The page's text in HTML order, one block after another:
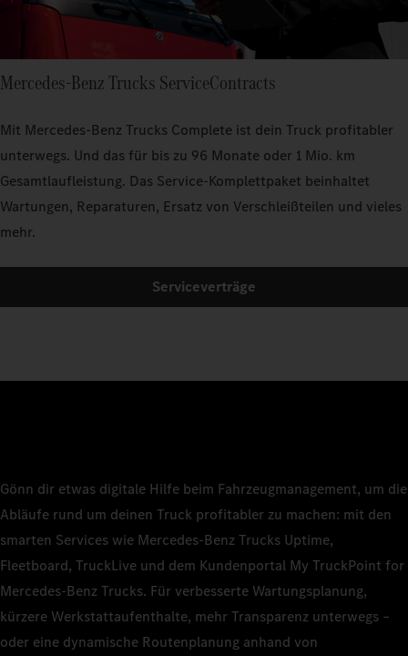
Mercedes‑Benz Trucks ServiceContracts
Mit Mercedes‑Benz Trucks Complete ist dein Truck profitabler
unterwegs. Und das für bis zu 96 Monate oder 1 Mio. km
Gesamtlaufleistung. Das Service-Komplettpaket beinhaltet
Wartungen, Reparaturen, Ersatz von Verschleißteilen und vieles
mehr.
Serviceverträge
Gönn dir etwas digitale Hilfe beim Fahrzeugmanagement, um die
Abläufe rund um deinen Truck profitabler zu machen: mit den
smarten Services wie Mercedes‑Benz Trucks Uptime,
Fleetboard, TruckLive und dem Kundenportal My TruckPoint for
Mercedes‑Benz Trucks. Für verbesserte Wartungsplanung,
kürzere Werkstattaufenthalte, mehr Transparenz unterwegs –
oder eine dynamische Routenplanung anhand von